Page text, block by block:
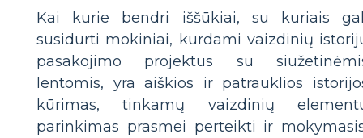
Kai kurie bendri iššūkiai, su kuriais
susidurti mokiniai, kurdami vaizdinių
pasakojimo projektus su
lentomis, yra aiškios ir patrauklios
kūrimas, tinkamų vaizdinių
parinkimas prasmei perteikti ir